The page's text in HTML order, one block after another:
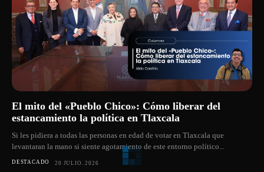
El mito del «Pueblo Chico»: Cómo liberar del
estancamiento la política en Tlaxcala
Si les pidiera a todas las personas en edad de votar en Tlaxcala que
levantaran la mano si siente agotamiento de este entorno político...
DESTACADO 20 JULIO, 2026